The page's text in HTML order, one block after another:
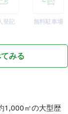
登記 無料駐車場
みる
1,000㎡の大型歴